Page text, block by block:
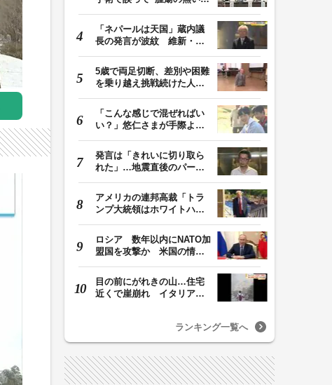
「ネパールは天国」蔵内議
長の発言が波紋 維新・吉
5歳で両足切断、差別や困難
を乗り越え挑戦続けた人
「こんな感じで混ぜればい
い？」悠仁さまが手際よく
発言は「きれいに切り取ら
れた」…地震直後のパーテ
アメリカの連邦高裁「トラ
ンプ大統領はホワイトハウ
ロシア 数年以内にNATO加
盟国を攻撃か 米国の情報
目の前にがれきの山…住宅
近くで崖崩れ イタリア・
ランキング一覧へ